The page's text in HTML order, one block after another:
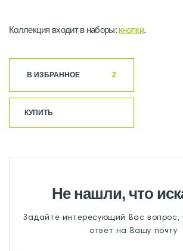
Коллекция входит в наборы: кнопки.
В ИЗБРАННОЕ 2
КУПИТЬ
Не нашли, что
Задайте интересующий Вас
ответ на Вашу почту